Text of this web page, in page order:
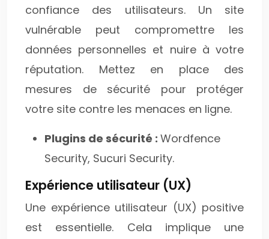
confiance des utilisateurs. Un site
vulnérable peut compromettre les
données personnelles et nuire à votre
réputation. Mettez en place des
mesures de sécurité pour protéger
votre site contre les menaces en ligne.
Plugins de sécurité : Wordfence
Security, Sucuri Security.
Expérience utilisateur (UX)
Une expérience utilisateur (UX) positive
est essentielle. Cela implique une